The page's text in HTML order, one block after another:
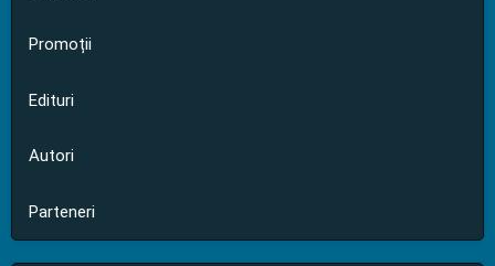
Promoții
Edituri
Autori
Parteneri